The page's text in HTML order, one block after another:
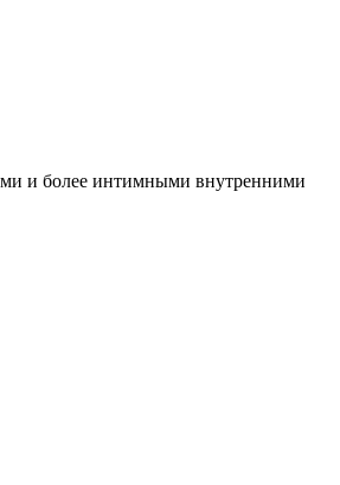
и более интимными внутренними